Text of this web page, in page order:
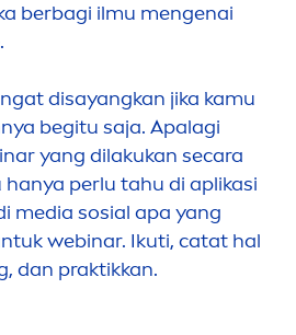
berbagi ilmu mengenai
disayangkan jika kamu
begitu saja. Apalagi
yang dilakukan secara
hanya perlu tahu di aplikasi
media sosial apa yang
webinar. Ikuti, catat hal
dan praktikkan.